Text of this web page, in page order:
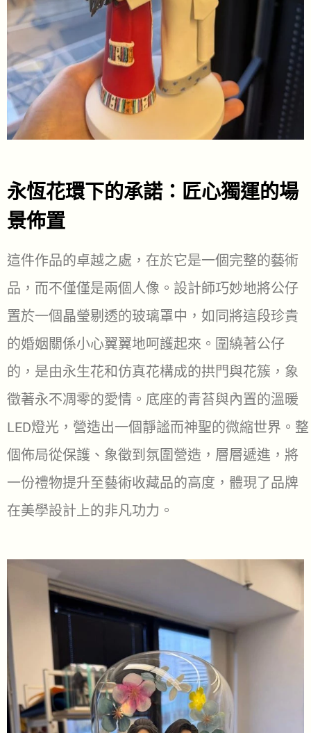
永恆花環下的承諾：匠心獨運的場
景佈置
這件作品的卓越之處，在於它是一個完整的藝術
品，而不僅僅是兩個人像。設計師巧妙地將公仔
置於一個晶瑩剔透的玻璃罩中，如同將這段珍貴
的婚姻關係小心翼翼地呵護起來。圍繞著公仔
的，是由永生花和仿真花構成的拱門與花簇，象
徵著永不凋零的愛情。底座的青苔與內置的溫暖
LED燈光，營造出一個靜謐而神聖的微縮世界。整
個佈局從保護、象徵到氛圍營造，層層遞進，將
一份禮物提升至藝術收藏品的高度，體現了品牌
在美學設計上的非凡功力。